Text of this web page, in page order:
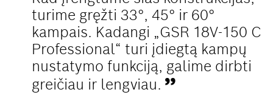
turime gręžti 33°, 45° ir 60°
kampais. Kadangi „GSR 18V-150 C
Professional“ turi įdiegtą kampų
nustatymo funkciją, galime dirbti
greičiau ir lengviau.